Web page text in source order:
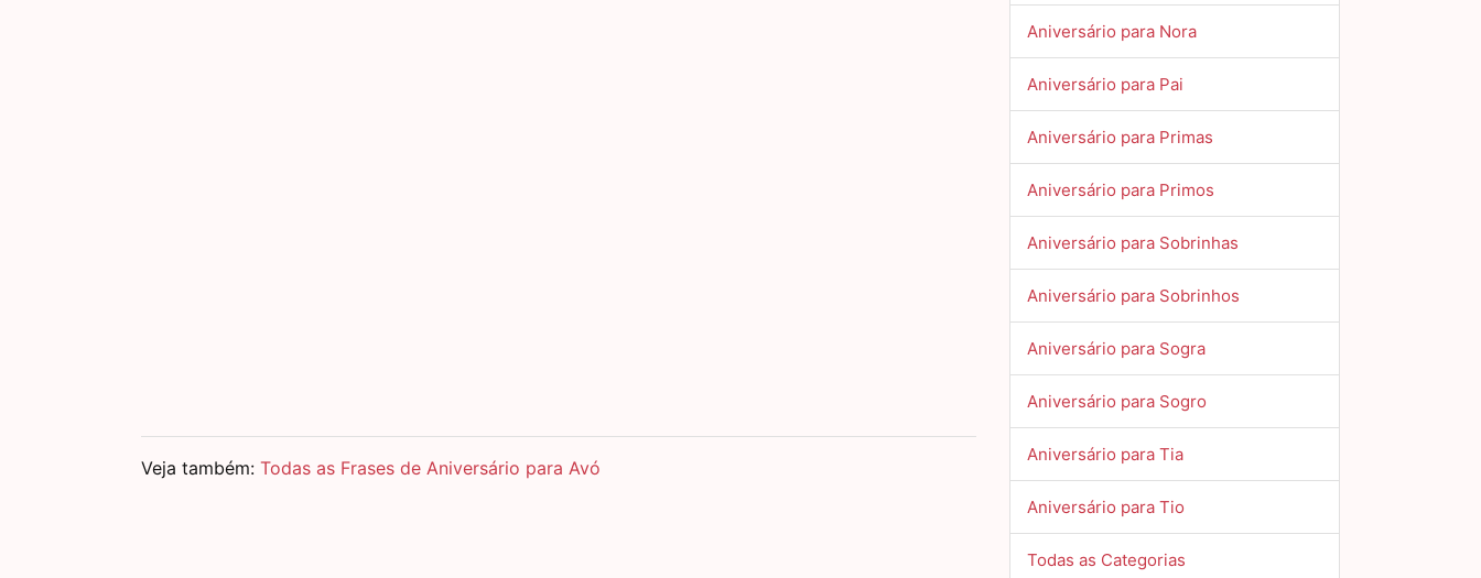
Veja também: Todas as Frases de Aniversário para Avó
Aniversário para Nora
Aniversário para Pai
Aniversário para Primas
Aniversário para Primos
Aniversário para Sobrinhas
Aniversário para Sobrinhos
Aniversário para Sogra
Aniversário para Sogro
Aniversário para Tia
Aniversário para Tio
Todas as Categorias